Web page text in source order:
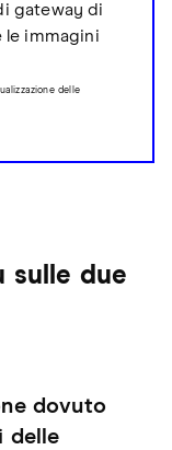
gateway di
immagini
delle
sulle due
dovuto
delle